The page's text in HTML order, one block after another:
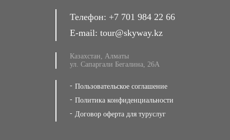
Телефон: +7 701 984 22 66
E-mail: tour@skyway.kz
Казахстан, Алматы
ул. Сапаргали Бегалина, 26А
Пользовательское соглашение
Политика конфиденциальности
Договор оферта для туруслуг